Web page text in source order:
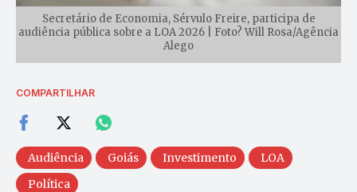
Secretário de Economia, Sérvulo Freire, participa de
audiência pública sobre a LOA 2026 | Foto? Will Rosa/Agência
Alego
COMPARTILHAR
Audiência Goiás Investimento
LOA
Política